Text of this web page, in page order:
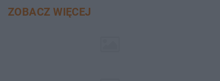
ZOBACZ WIĘCEJ